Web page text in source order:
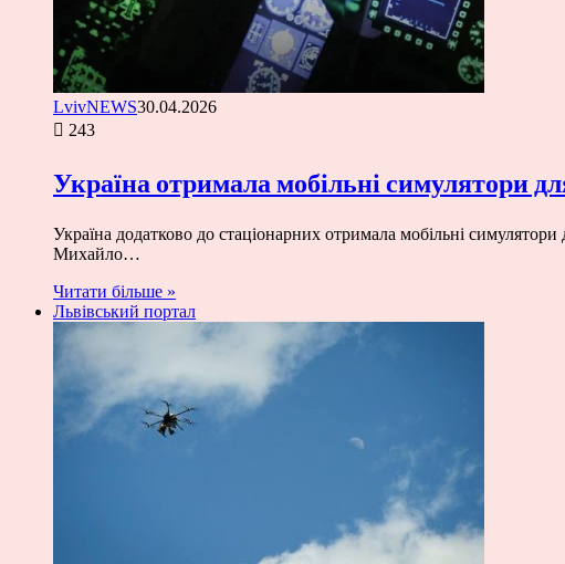
LvivNEWS30.04.2026
243
Україна отримала мобільні симулятори
Україна додатково до стаціонарних отримала мобільні
Михайло…
Читати більше »
Львівський портал